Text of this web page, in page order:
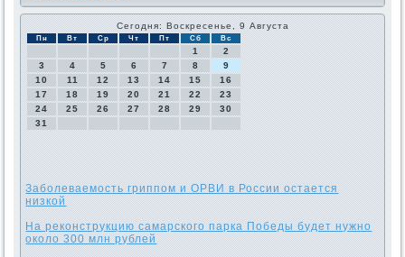
Сегодня: Воскресенье, 9 Августа
Пн Вт Ср Чт Пт Сб Вс
1
2
3
4 5 6 7 8
9
10
11 12 13 14 15
16
17
18 19 20 21 22
23
24
25 26 27 28 29
30
31
Заболеваемость гриппом и ОРВИ в России остается
низкой
На реконструкцию самарского парка Победы будет нужно
около 300 млн рублей